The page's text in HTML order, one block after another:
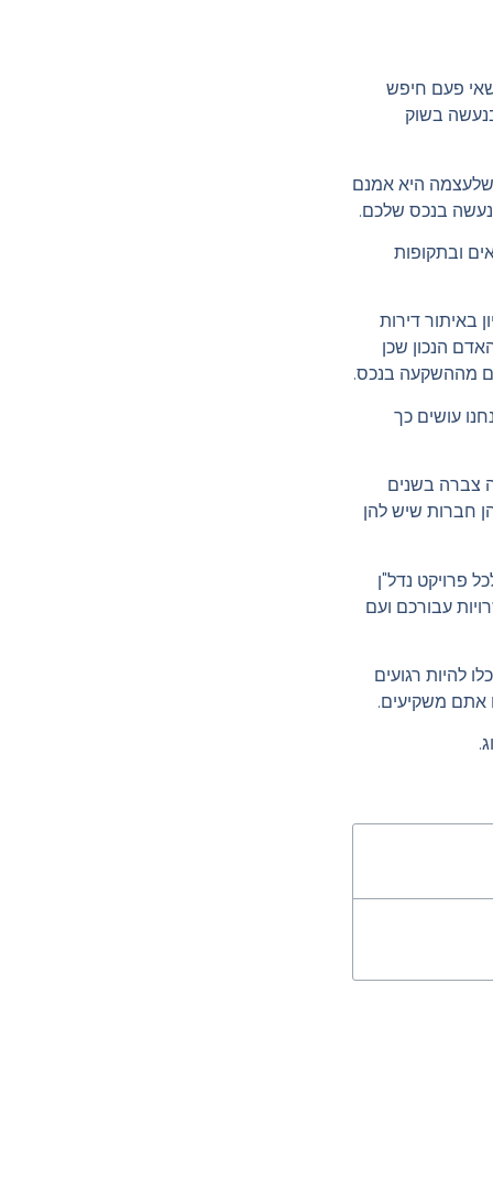
פעם חיפש
בשוק
היא אמנם
בנכס שלכם.
ובתקופות
באיתור דירות
הנכון שכן
מההשקעה בנכס.
עושים כך
צברה בשנים
חברות שיש להן
פרויקט נדל"ן
עבורכם ועם
להיות רגועים
אתם משקיעים.